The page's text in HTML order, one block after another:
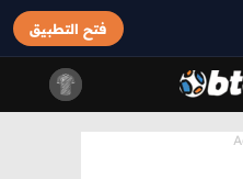
فتح التطبيق